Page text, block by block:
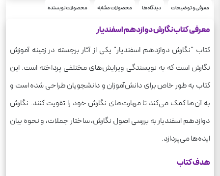
وزن
معرفی و توضیحات دیدگاه‌ها محصولات مشابه محصولات نویسنده
معرفی کتاب نگارش دوازدهم اسفندیار
کتاب "نگارش دوازدهم اسفندیار" یکی از آثار برجسته در زمینه آموزش
نگارش است که به نویسندگی ویرایش‌های مختلفی پرداخته است. این
کتاب به طور خاص برای دانش‌آموزان و دانشجویان طراحی شده است و
به آن‌ها کمک می‌کند تا مهارت‌های نگارش خود را تقویت کنند. نگارش
دوازدهم اسفندیار به بررسی اصول نگارش، ساختار جملات، و نحوه بیان
ایده‌ها می‌پردازد.
هدف کتاب